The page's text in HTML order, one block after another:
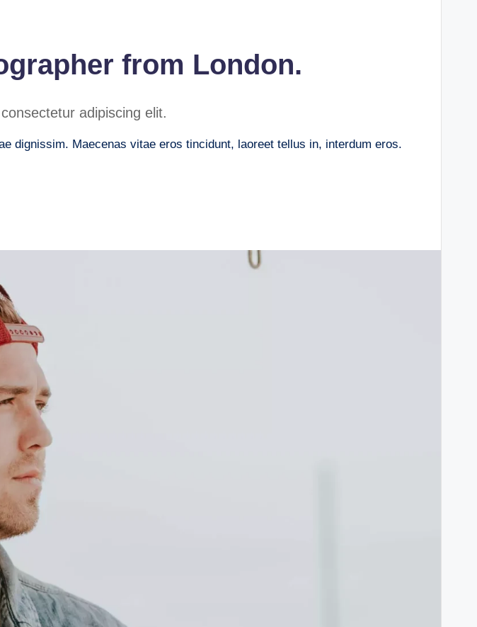
from London.
adipiscing elit.
dignissim. Maecenas vitae eros tincidunt, laoreet tellus in, interdum eros.